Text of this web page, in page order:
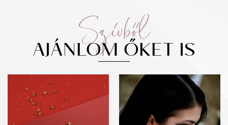
Szívből
AJÁNLOM ŐKET IS